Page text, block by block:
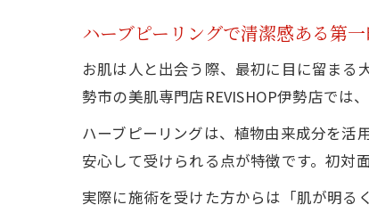
ハーブピーリングで清潔感ある第
お肌は人と出会う際、最初に目に留まる
勢市の美肌専門店REVISHOP伊勢店では
ハーブピーリングは、植物由来成分を活
安心して受けられる点が特徴です。初対
実際に施術を受けた方からは「肌が明る